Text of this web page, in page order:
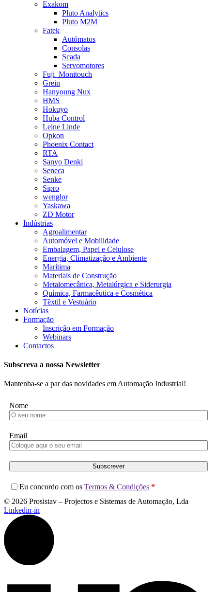
Exakom
Pluto Analytics
Pluto M2M
Fatek
Autómatos
Consolas
Scada
Servomotores
Fuji_Monitouch
Grein
Hanyoung Nux
HMS
Hokuyo
Huba Control
Leine Linde
Opkon
Phoenix Contact
RTA
Sanyo Denki
Seneca
Senke
Sipro
wenglor
Yaskawa
ZD Motor
Indústrias
Agroalimentar
Automóvel e Mobilidade
Embalagem, Papel e Celulose
Energia, Climatização e Ambiente
Marítima
Materiais de Construção
Metalomecânica, Metalúrgica e Siderurgia
Química, Farmacêutica e Cosmética
Têxtil e Vestuário
Notícias
Formação
Inscrição em Formação
Webinars
Contactos
Subscreva a nossa Newsletter
Mantenha-se a par das novidades em Automação Industrial!
Nome
Email
Subscrever
Eu concordo com osTermos & Condições *
© 2026 Prosistav – Projectos e Sistemas de Automação, Lda
Linkedin-in